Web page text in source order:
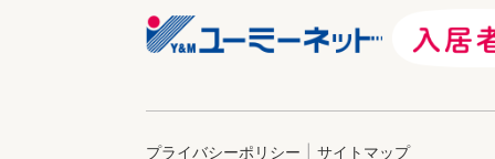
プライバシーポリシー サイトマップ